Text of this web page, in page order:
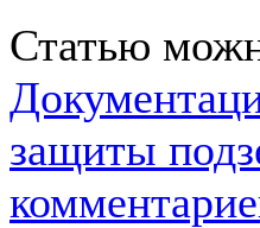
Статью
защиты